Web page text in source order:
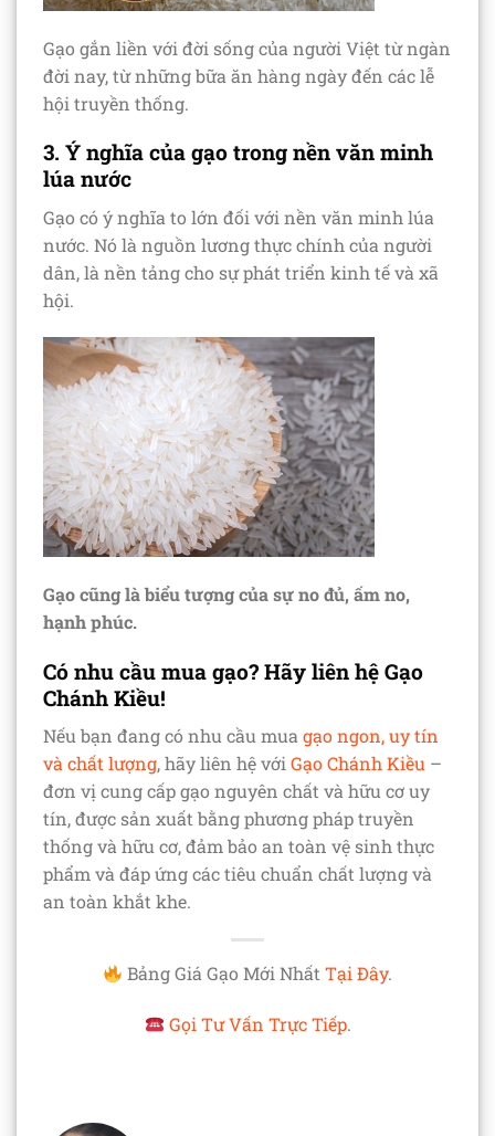
Gạo gắn liền với đời sống của người Việt từ ngàn
đời nay, từ những bữa ăn hàng ngày đến các lễ
hội truyền thống.
3. Ý nghĩa của gạo trong nền văn minh
lúa nước
Gạo có ý nghĩa to lớn đối với nền văn minh lúa
nước. Nó là nguồn lương thực chính của người
dân, là nền tảng cho sự phát triển kinh tế và xã
hội.
Gạo cũng là biểu tượng của sự no đủ, ấm no,
hạnh phúc.
Có nhu cầu mua gạo? Hãy liên hệ Gạo
Chánh Kiều!
Nếu bạn đang có nhu cầu muagạo ngon, uy tín
và chất lượng, hãy liên hệ vớiGạo Chánh Kiều –
đơn vị cung cấp gạo nguyên chất và hữu cơ uy
tín, được sản xuất bằng phương pháp truyền
thống và hữu cơ, đảm bảo an toàn vệ sinh thực
phẩm và đáp ứng các tiêu chuẩn chất lượng và
an toàn khắt khe.
Bảng Giá Gạo Mới NhấtTại Đây.
Gọi Tư Vấn Trực Tiếp.